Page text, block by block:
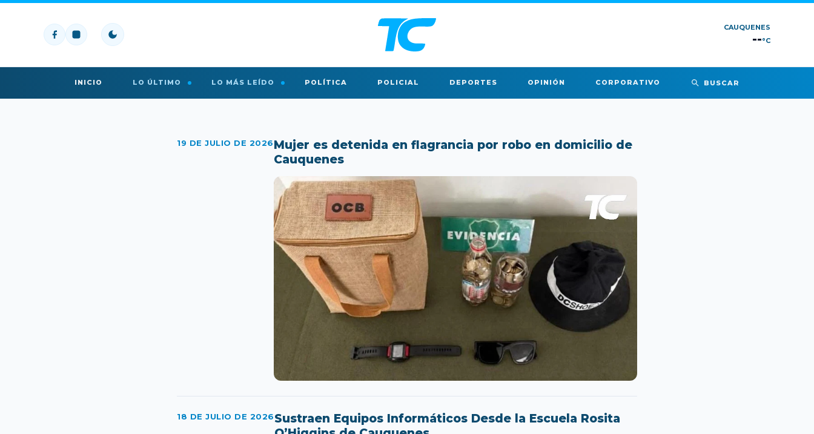
CAUQUENES
--°C
INICIO LO ÚLTIMO LO MÁS LEÍDO POLÍTICA POLICIAL DEPORTES OPINIÓN CORPORATIVO BUSCAR
19 DE JULIO DE 2026Mujer es detenida en flagrancia por robo en domicilio de
Cauquenes
18 DE JULIO DE 2026Sustraen Equipos Informáticos Desde la Escuela Rosita